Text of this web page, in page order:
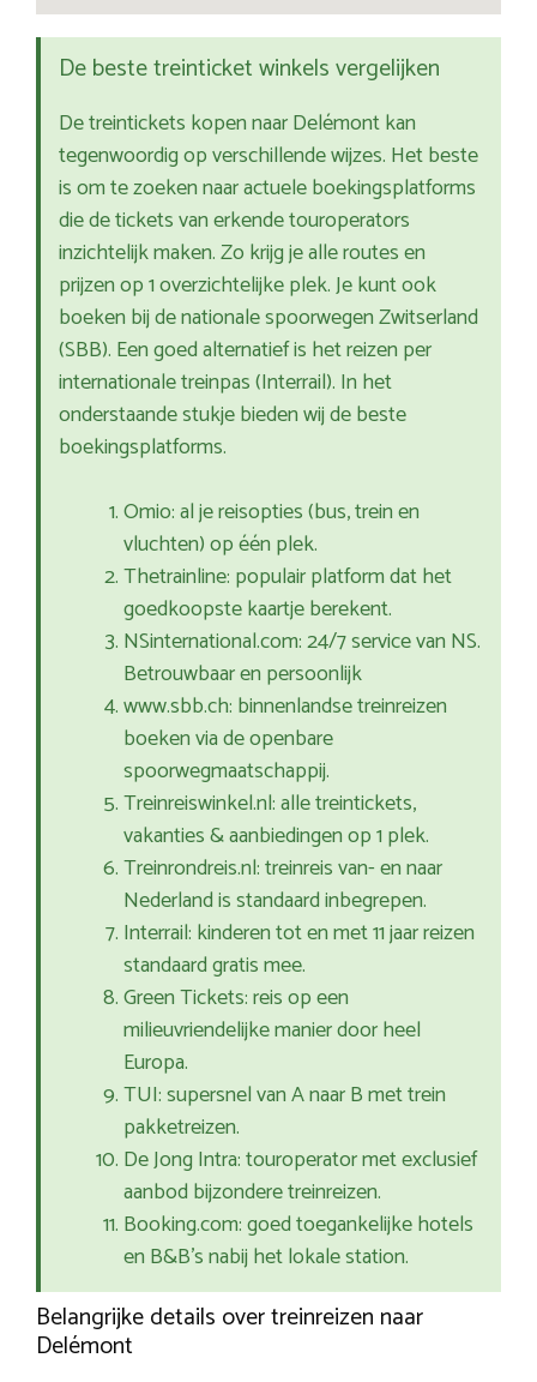
De beste treinticket winkels vergelijken
De treintickets kopen naar Delémont kan
tegenwoordig op verschillende wijzes. Het beste
is om te zoeken naar actuele boekingsplatforms
die de tickets van erkende touroperators
inzichtelijk maken. Zo krijg je alle routes en
prijzen op 1 overzichtelijke plek. Je kunt ook
boeken bij de nationale spoorwegen Zwitserland
(SBB). Een goed alternatief is het reizen per
internationale treinpas (Interrail). In het
onderstaande stukje bieden wij de beste
boekingsplatforms.
Omio: al je reisopties (bus, trein en
vluchten) op één plek.
Thetrainline: populair platform dat het
goedkoopste kaartje berekent.
NSinternational.com: 24/7 service van NS.
Betrouwbaar en persoonlijk
www.sbb.ch: binnenlandse treinreizen
boeken via de openbare
spoorwegmaatschappij.
Treinreiswinkel.nl: alle treintickets,
vakanties & aanbiedingen op 1 plek.
Treinrondreis.nl: treinreis van- en naar
Nederland is standaard inbegrepen.
Interrail: kinderen tot en met 11 jaar reizen
standaard gratis mee.
Green Tickets: reis op een
milieuvriendelijke manier door heel
Europa.
TUI: supersnel van A naar B met trein
pakketreizen.
De Jong Intra: touroperator met exclusief
aanbod bijzondere treinreizen.
Booking.com: goed toegankelijke hotels
en B&B’s nabij het lokale station.
Belangrijke details over treinreizen naar
Delémont